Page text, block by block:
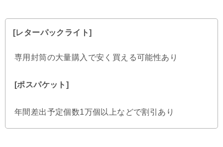
[レターパックライト]
専用封筒の大量購入で安く買える可能性あり
[ポスパケット]
年間差出予定個数1万個以上などで割引あり